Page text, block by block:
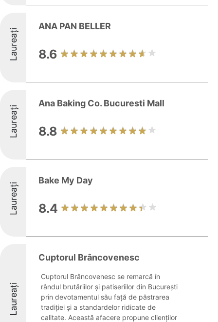
Laureați
ANA PAN BELLER
8.6
Laureați
Ana Baking Co. Bucuresti Mall
8.8
Laureați
Bake My Day
8.4
Laureați
Cuptorul Brâncovenesc
Cuptorul Brâncovenesc se remarcă în
rândul brutăriilor și patiseriilor din București
prin devotamentul său față de păstrarea
tradiției și a standardelor ridicate de
calitate. Această afacere propune clienților